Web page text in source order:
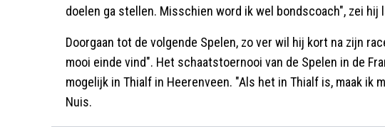
doelen ga stellen. Misschien word ik wel bondscoach", zei hij
Doorgaan tot de volgende Spelen, zo ver wil hij kort na zijn
mooi einde vind". Het schaatstoernooi van de Spelen in de
mogelijk in Thialf in Heerenveen. "Als het in Thialf is, maak ik
Nuis.